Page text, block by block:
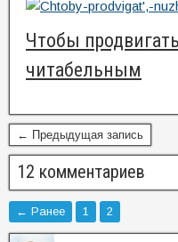
Чтобы
читабельным
← Предыдущая запись
12 комментариев
← Ранее 1 2